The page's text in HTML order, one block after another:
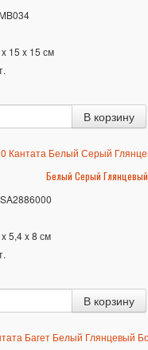
x 15 x 15 см
Белый Серый Глянцевый
5,4 x 8 см